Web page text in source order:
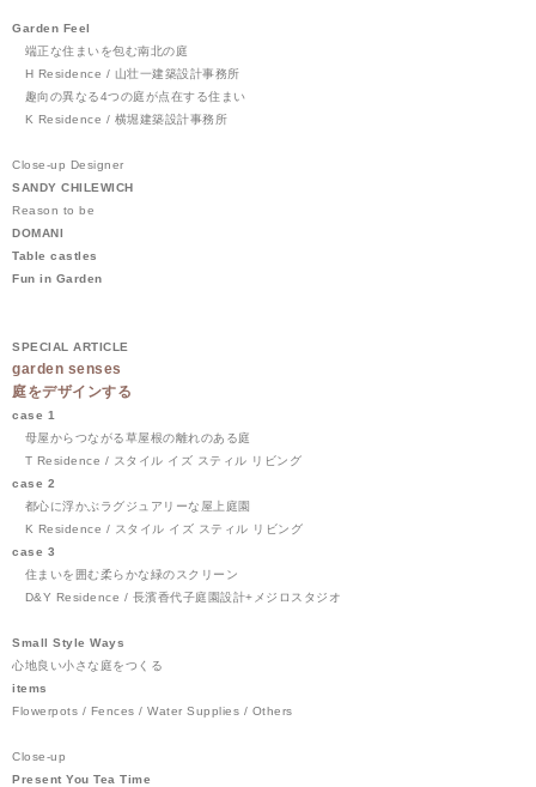
Garden Feel
端正な住まいを包む南北の庭
H Residence / 山壮一建築設計事務所
趣向の異なる4つの庭が点在する住まい
K Residence / 横堀建築設計事務所
Close-up Designer
SANDY CHILEWICH
Reason to be
DOMANI
Table castles
Fun in Garden
SPECIAL ARTICLE
garden senses
庭をデザインする
case 1
母屋からつながる草屋根の離れのある庭
T Residence / スタイル イズ スティル リビング
case 2
都心に浮かぶラグジュアリーな屋上庭園
K Residence / スタイル イズ スティル リビング
case 3
住まいを囲む柔らかな緑のスクリーン
D&Y Residence / 長濱香代子庭園設計+メジロスタジオ
Small Style Ways
心地良い小さな庭をつくる
items
Flowerpots / Fences / Water Supplies / Others
Close-up
Present You Tea Time